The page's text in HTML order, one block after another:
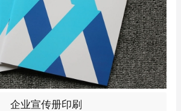
企业宣传册印刷